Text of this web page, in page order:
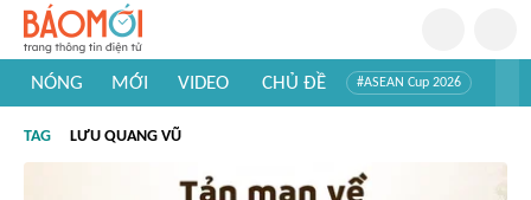
NÓNG MỚI VIDEO CHỦ ĐỀ #ASEAN Cup 2026
#Khám phá thế giới
TAG LƯU QUANG VŨ